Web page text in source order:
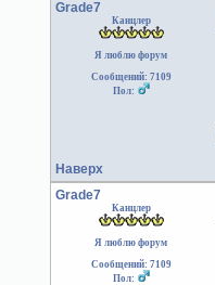
Grade7
Канцлер
Я люблю форум
Сообщений: 7109
Пол:
Наверх
Grade7
Канцлер
Я люблю форум
Сообщений: 7109
Пол: